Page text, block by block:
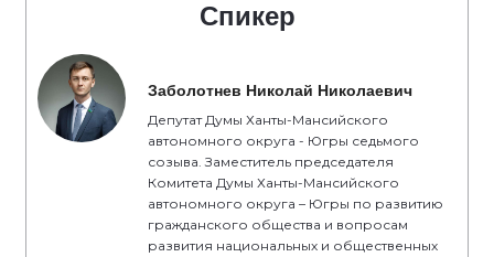
Спикер
Заболотнев Николай Николаевич
Депутат Думы Ханты-Мансийского
автономного округа - Югры седьмого
созыва. Заместитель председателя
Комитета Думы Ханты-Мансийского
автономного округа – Югры по развитию
гражданского общества и вопросам
развития национальных и общественных